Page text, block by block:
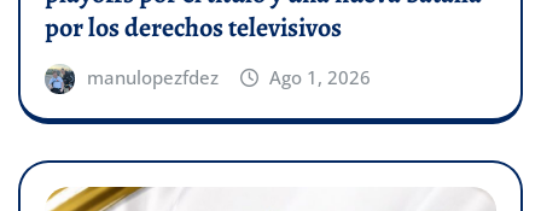
por los derechos televisivos
manulopezfdez Ago 1, 2026